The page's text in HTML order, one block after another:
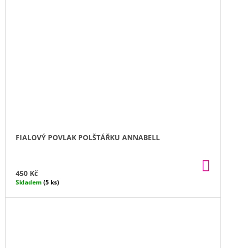
FIALOVÝ POVLAK POLŠTÁŘKU ANNABELL
450 Kč
Skladem (5 ks)